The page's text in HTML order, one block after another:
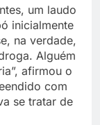
um laudo
inicialmente
na verdade,
Alguém
afirmou o
com
se tratar de